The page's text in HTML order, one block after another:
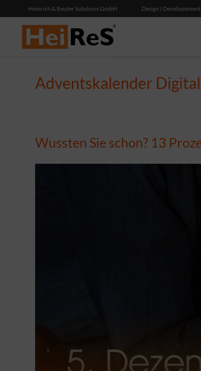
Heinrich & Reuter Solutions GmbH Design |
Adventskalender
Wussten Sie schon? 13